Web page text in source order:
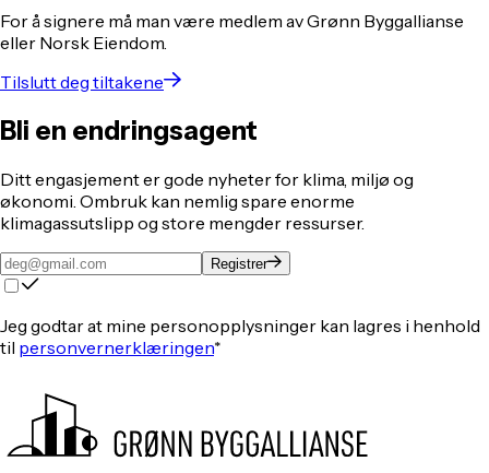
For å signere må man være medlem av Grønn Byggallianse
eller Norsk Eiendom.
Tilslutt deg tiltakene
Bli en endringsagent
Ditt engasjement er gode nyheter for klima, miljø og
økonomi. Ombruk kan nemlig spare enorme
klimagassutslipp og store mengder ressurser.
Registrer
Jeg godtar at mine personopplysninger kan lagres i henhold
til personvernerklæringen*